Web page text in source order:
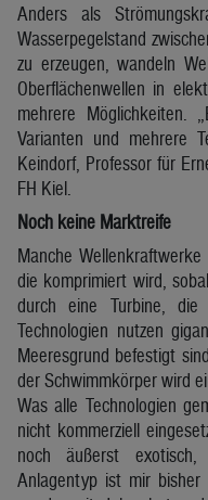
Anders als
Wasserpegelstand
zu erzeugen, wandeln
Oberflächenwellen in
mehrere Möglichkeiten.
Varianten und mehrere
Keindorf, Professor für
FH Kiel.
Noch keine Marktreife
Manche
die komprimiert wird,
durch eine Turbine,
Technologien nutzen
Meeresgrund befestigt
der Schwimmkörper wird
Was alle Technologien
nicht kommerziell
noch äußerst
Anlagentyp ist mir